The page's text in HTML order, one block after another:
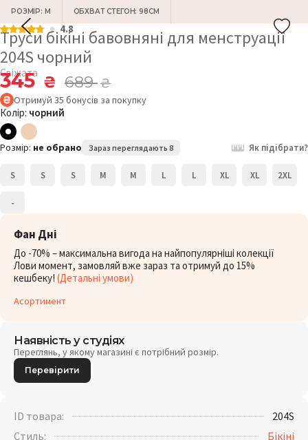
РОЗМІР: M ОБХВАТ СТЕГОН: 98СМ
4.8
Труси бікіні бавовняні для менструації
204S чорний
Свіжата
345 ₴ 689₴
Отримуй 35 бонусів за покупку
Колір: чорний
Розмір: не обрано Зараз переглядають 8 Як підібрати?
S S S M M L L XL XL 2XL
-
Фан Дні
До -70% – максимальна вигода на найпопулярніші колекції
Лови момент, замовляй вже зараз та отримуй до 15%
кешбеку! (Детальні умови)
Асортимент
Наявність у студіях
Переглянь, у якому магазині є потрібний розмір.
Перевірити
ID товара:
204S
Стиль:
Бікіні